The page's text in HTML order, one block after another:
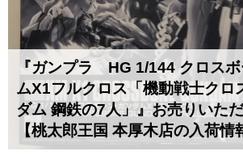
『ガンプラ HG 1/144 クロス
ムX1フルクロス「機動戦士クロ
ダム 鋼鉄の7人」』お売りいた
【桃太郎王国 本厚木店の入荷情